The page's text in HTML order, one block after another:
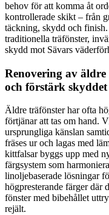
behov för att komma åt
kontrollerade skikt – från
täckning, skydd och finish.
traditionella träfönster,
skydd mot Sävars
Renovering av
och förstärk skyddet
Äldre träfönster har ofta
förtjänar att tas om hand.
ursprungliga känslan
fräses ur och lagas med
kittfalsar byggs upp med
färgsystem som
linoljebaserade lösningar
högpresterande färger där
fönster med bibehållet
rejält.